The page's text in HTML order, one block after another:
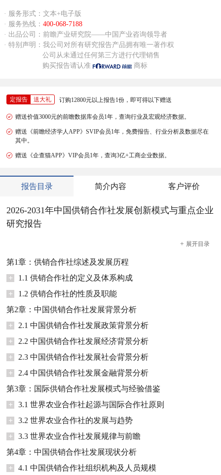
· 服务形式：文本+电子版
· 服务热线： 400-068-7188
· 出品公司：前瞻产业研究院——中国产业咨询领导者
· 特别声明：我公司对所有研究报告产品拥有唯一著作权
公司从未通过任何第三方进行代理销售
购买报告请认准
商标
定报告 送大礼 订购12800元以上报告1份，即可得以下赠送
赠送价值3000元的前瞻数据库会员1年，查询行业及宏观经济数据。
赠送《前瞻经济学人APP》SVIP会员1年，免费报告、行业分析及数据尽在
其中。
赠送《企查猫APP》VIP会员1年，查询3亿+工商企业数据。
报告目录 简介内容 客户评价
2026-2031年中国供销合作社发展创新模式与重点企业
研究报告
+ 展开目录
第1章：供销合作社综述及发展历程
+
1.1 供销合作社的定义及体系构成
+
1.2 供销合作社的性质及职能
第2章：中国供销合作社发展背景分析
+
2.1 中国供销合作社发展政策背景分析
+
2.2 中国供销合作社发展经济背景分析
+
2.3 中国供销合作社发展社会背景分析
+
2.4 中国供销合作社发展金融背景分析
第3章：国际供销合作社发展模式与经验借鉴
+
3.1 世界农业合作社起源与国际合作社原则
+
3.2 世界农业合作社的发展与趋势
+
3.3 世界农业合作社发展规律与前瞻
第4章：中国供销合作社发展现状分析
+
4.1 中国供销合作社组织机构及人员规模